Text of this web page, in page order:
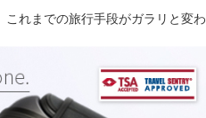
れまでの旅行手段がガラリと変わ